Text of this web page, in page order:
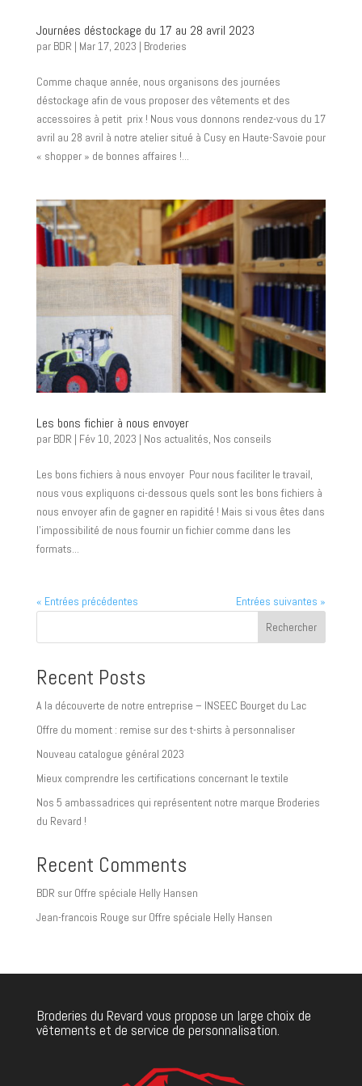
Journées déstockage du 17 au 28 avril 2023
par BDR | Mar 17, 2023 | Broderies
Comme chaque année, nous organisons des journées
déstockage afin de vous proposer des vêtements et des
accessoires à petit prix ! Nous vous donnons rendez-vous du 17
avril au 28 avril à notre atelier situé à Cusy en Haute-Savoie pour
« shopper » de bonnes affaires !...
Les bons fichier à nous envoyer
par BDR | Fév 10, 2023 | Nos actualités, Nos conseils
Les bons fichiers à nous envoyer Pour nous faciliter le travail,
nous vous expliquons ci-dessous quels sont les bons fichiers à
nous envoyer afin de gagner en rapidité ! Mais si vous êtes dans
l’impossibilité de nous fournir un fichier comme dans les
formats...
« Entrées précédentes
Entrées suivantes »
Rechercher
Recent Posts
A la découverte de notre entreprise – INSEEC Bourget du Lac
Offre du moment : remise sur des t-shirts à personnaliser
Nouveau catalogue général 2023
Mieux comprendre les certifications concernant le textile
Nos 5 ambassadrices qui représentent notre marque Broderies
du Revard !
Recent Comments
BDR sur Offre spéciale Helly Hansen
Jean-francois Rouge sur Offre spéciale Helly Hansen
Broderies du Revard vous propose un large choix de
vêtements et de service de personnalisation.